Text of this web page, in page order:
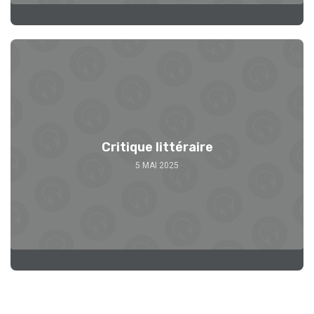
Critique littéraire
5 MAI 2025